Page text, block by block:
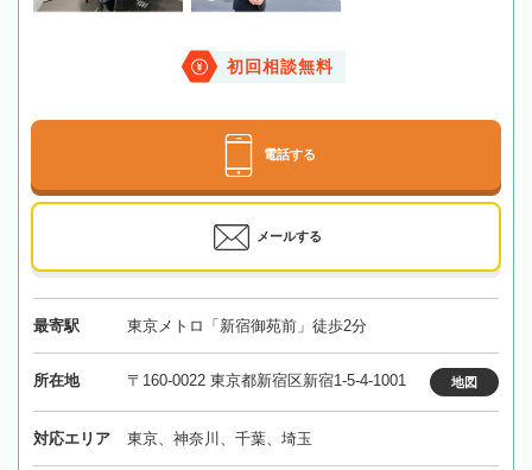
初回相談無料
電話する
メールする
最寄駅 東京メトロ「新宿御苑前」徒歩2分
所在地 〒160-0022 東京都新宿区新宿1-5-4-1001 地図
対応エリア 東京、神奈川、千葉、埼玉